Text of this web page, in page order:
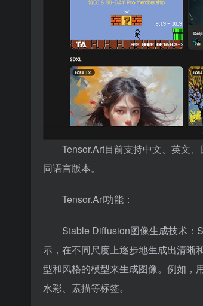
Tensor.Art目前支持中文、英文
同语言版本。
Tensor.Art功能：
Stable Diffusion图像生成技术：
示，在不同尺度上逐步地生成出清晰
型和风格的模型来生成图像。例如，
水彩、素描等标签。